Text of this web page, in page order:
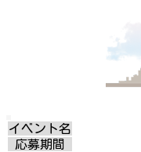
イベント名
応募期間